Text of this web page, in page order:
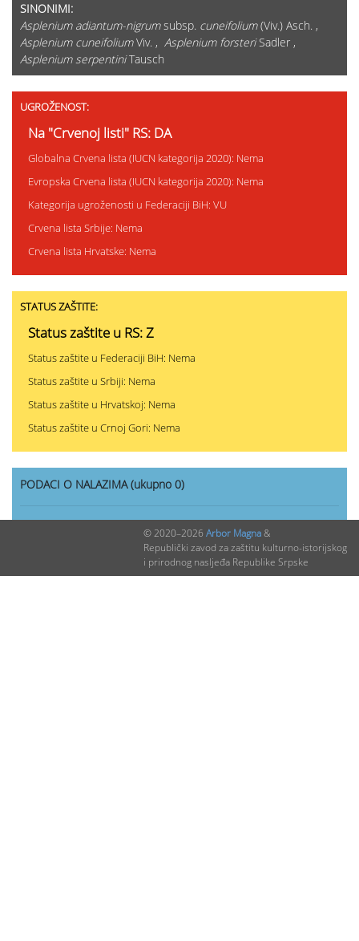
SINONIMI:
Asplenium adiantum-nigrumsubsp. cuneifolium(Viv.) Asch. ,
Asplenium cuneifoliumViv. , Asplenium forsteriSadler ,
Asplenium serpentiniTausch
UGROŽENOST:
Na "Crvenoj listi" RS: DA
Globalna Crvena lista (IUCN kategorija 2020): Nema
Evropska Crvena lista (IUCN kategorija 2020): Nema
Kategorija ugroženosti u Federaciji BiH: VU
Crvena lista Srbije: Nema
Crvena lista Hrvatske: Nema
STATUS ZAŠTITE:
Status zaštite u RS: Z
Status zaštite u Federaciji BiH: Nema
Status zaštite u Srbiji: Nema
Status zaštite u Hrvatskoj: Nema
Status zaštite u Crnoj Gori: Nema
PODACI O NALAZIMA (ukupno 0)
0
© 2020–2026 Arbor Magna&
Republički zavod za zaštitu kulturno-istorijskog
i prirodnog nasljeđa Republike Srpske